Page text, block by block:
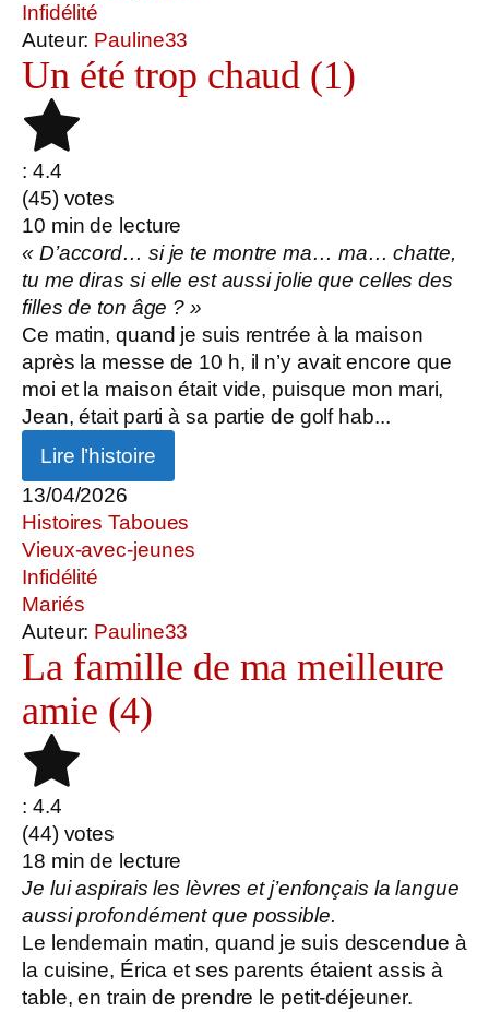
Infidélité
Auteur: Pauline33
Un été trop chaud (1)
: 4.4
(45) votes
10 min de lecture
« D’accord… si je te montre ma… ma… chatte,
tu me diras si elle est aussi jolie que celles des
filles de ton âge ? »
Ce matin, quand je suis rentrée à la maison
après la messe de 10 h, il n’y avait encore que
moi et la maison était vide, puisque mon mari,
Jean, était parti à sa partie de golf hab...
Lire l’histoire
13/04/2026
Histoires Taboues
Vieux-avec-jeunes
Infidélité
Mariés
Auteur: Pauline33
La famille de ma meilleure
amie (4)
: 4.4
(44) votes
18 min de lecture
Je lui aspirais les lèvres et j’enfonçais la langue
aussi profondément que possible.
Le lendemain matin, quand je suis descendue à
la cuisine, Érica et ses parents étaient assis à
table, en train de prendre le petit-déjeuner.